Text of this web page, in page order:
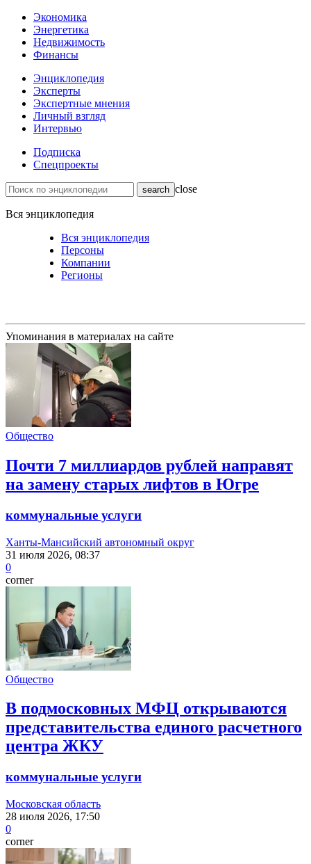
Экономика
Энергетика
Недвижимость
Финансы
Энциклопедия
Эксперты
Экспертные мнения
Личный взгляд
Интервью
Подписка
Спецпроекты
close
Вся энциклопедия
Вся энциклопедия
Персоны
Компании
Регионы
Упоминания в материалах на сайте
Общество
Почти 7 миллиардов рублей направят
на замену старых лифтов в Югре
коммунальные услуги
Ханты-Мансийский автономный округ
31 июля 2026, 08:37
0
corner
Общество
В подмосковных МФЦ открываются
представительства единого расчетного
центра ЖКУ
коммунальные услуги
Московская область
28 июля 2026, 17:50
0
corner